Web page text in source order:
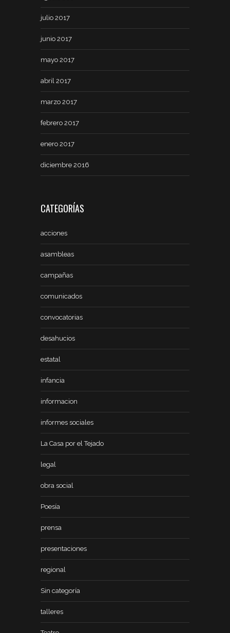
julio 2017
junio 2017
mayo 2017
abril 2017
marzo 2017
febrero 2017
enero 2017
diciembre 2016
CATEGORÍAS
acciones
asambleas
campañas
comunicados
convocatorias
desahucios
estatal
infancia
informacion
informes sociales
La Casa por el Tejado
legal
obra social
Poesía
prensa
presentaciones
regional
Sin categoría
talleres